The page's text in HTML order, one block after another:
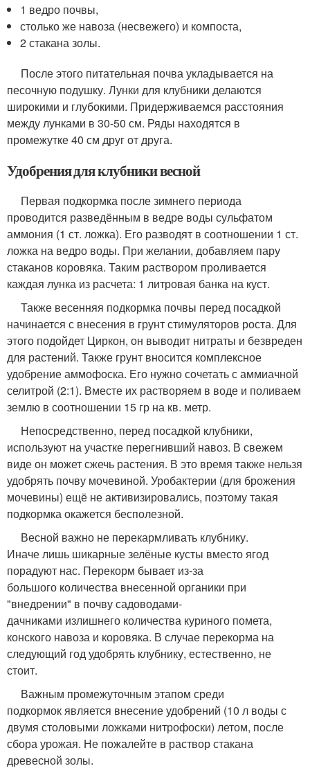
1 ведро почвы,
столько же навоза (несвежего) и компоста,
2 стакана золы.
После этого питательная почва укладывается на
песочную подушку. Лунки для клубники делаются
широкими и глубокими. Придерживаемся расстояния
между лунками в 30-50 см. Ряды находятся в
промежутке 40 см друг от друга.
Удобрения для клубники весной
Первая подкормка после зимнего периода
проводится разведённым в ведре воды сульфатом
аммония (1 ст. ложка). Его разводят в соотношении 1 ст.
ложка на ведро воды. При желании, добавляем пару
стаканов коровяка. Таким раствором проливается
каждая лунка из расчета: 1 литровая банка на куст.
Также весенняя подкормка почвы перед посадкой
начинается с внесения в грунт стимуляторов роста. Для
этого подойдет Циркон, он выводит нитраты и безвреден
для растений. Также грунт вносится комплексное
удобрение аммофоска. Его нужно сочетать с аммиачной
селитрой (2:1). Вместе их растворяем в воде и поливаем
землю в соотношении 15 гр на кв. метр.
Непосредственно, перед посадкой клубники,
используют на участке перегнивший навоз. В свежем
виде он может сжечь растения. В это время также нельзя
удобрять почву мочевиной. Уробактерии (для брожения
мочевины) ещё не активизировались, поэтому такая
подкормка окажется бесполезной.
Весной важно не перекармливать клубнику.
Иначе лишь шикарные зелёные кусты вместо ягод
порадуют нас. Перекорм бывает из-за
большого количества внесенной органики при
"внедрении" в почву садоводами-
дачниками излишнего количества куриного помета,
конского навоза и коровяка. В случае перекорма на
следующий год удобрять клубнику, естественно, не
стоит.
Важным промежуточным этапом среди
подкормок является внесение удобрений (10 л воды с
двумя столовыми ложками нитрофоски) летом, после
сбора урожая. Не пожалейте в раствор стакана
древесной золы.